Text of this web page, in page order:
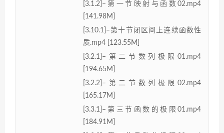
[3.1.2]–第一节映射与函数02.mp4
[141.98M]
[3.10.1]–第十节闭区间上连续函数性
质.mp4 [123.55M]
[3.2.1]–第二节数列极限01.mp4
[194.65M]
[3.2.2]–第二节数列极限02.mp4
[165.17M]
[3.3.1]–第三节函数的极限01.mp4
[184.91M]